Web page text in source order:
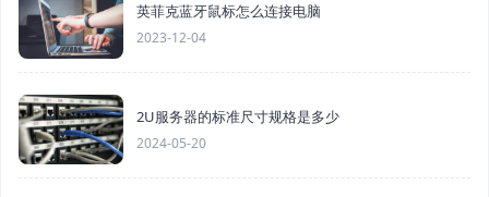
英菲克蓝牙鼠标怎么连接电脑
2023-12-04
2U服务器的标准尺寸规格是多少
2024-05-20